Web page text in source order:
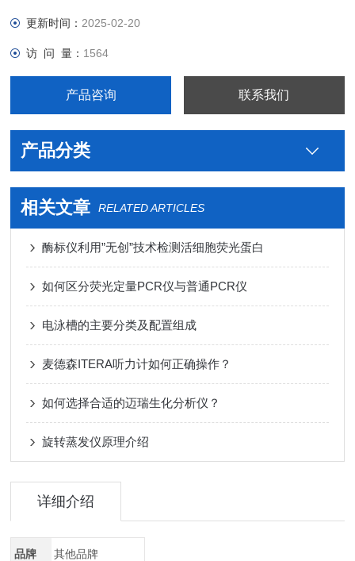
更新时间： 2025-02-20
访 问 量： 1564
产品咨询 联系我们
产品分类
相关文章 RELATED ARTICLES
酶标仪利用”无创”技术检测活细胞荧光蛋白
如何区分荧光定量PCR仪与普通PCR仪
电泳槽的主要分类及配置组成
麦德森ITERA听力计如何正确操作？
如何选择合适的迈瑞生化分析仪？
旋转蒸发仪原理介绍
详细介绍
品牌 其他品牌